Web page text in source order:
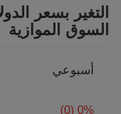
التغير بسعر
السوق الموازية
أسبوعي
0% (0)